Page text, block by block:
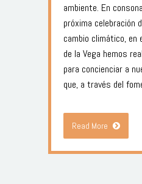
ambiente. En
próxima celebración
cambio climático, en
de la Vega hemos
para concienciar a
que, a través del
Read More